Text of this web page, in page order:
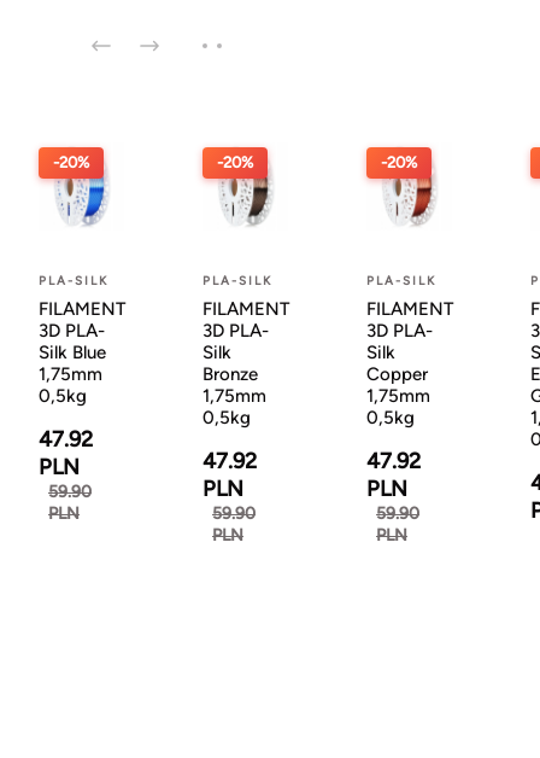
-20%
PLA-SILK
FILAMENT
3D PLA-
Silk Blue
1,75mm
0,5kg
47.92
PLN
59.90
PLN
-20%
PLA-SILK
FILAMENT
3D PLA-
Silk
Bronze
1,75mm
0,5kg
47.92
PLN
59.90
PLN
-20%
PLA-SILK
FILAMENT
3D PLA-
Silk
Copper
1,75mm
0,5kg
47.92
PLN
59.90
PLN